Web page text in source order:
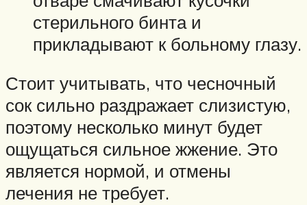
стерильного бинта и
прикладывают к больному глазу.
Стоит учитывать, что чесночный
сок сильно раздражает слизистую,
поэтому несколько минут будет
ощущаться сильное жжение. Это
является нормой, и отмены
лечения не требует.